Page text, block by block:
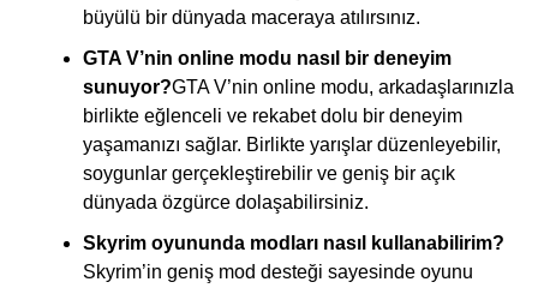
büyülü bir dünyada maceraya atılırsınız.
GTA V’nin online modu nasıl bir deneyim
sunuyor?GTA V’nin online modu, arkadaşlarınızla
birlikte eğlenceli ve rekabet dolu bir deneyim
yaşamanızı sağlar. Birlikte yarışlar düzenleyebilir,
soygunlar gerçekleştirebilir ve geniş bir açık
dünyada özgürce dolaşabilirsiniz.
Skyrim oyununda modları nasıl kullanabilirim?
Skyrim’in geniş mod desteği sayesinde oyunu